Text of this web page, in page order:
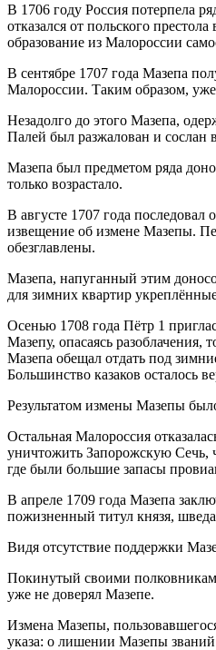
В 1706 году Россия потерпела
отказался от польского
образование из Малороссии
В сентябре 1707 года Мазепа
Малороссии. Таким образом, уже
Незадолго до этого Мазепа,
Палей был разжалован и сослан
Мазепа был предметом ряда
только возрастало.
В августе 1707 года
извещение об измене Мазепы.
обезглавлены.
Мазепа, напуганный этим
для зимних квартир
Осенью 1708 года Пётр 1
Мазепу, опасаясь
Мазепа обещал отдать под
Большинство казаков осталось
Результатом измены Мазепы
Остальная Малороссия
уничтожить Запорожскую Сечь,
где были большие запасы
В апреле 1709 года Мазепа
пожизненный титул князя,
Видя отсутствие поддержки
Покинутый своими
уже не доверял Мазепе.
Измена Мазепы,
указа: о лишении Мазепы